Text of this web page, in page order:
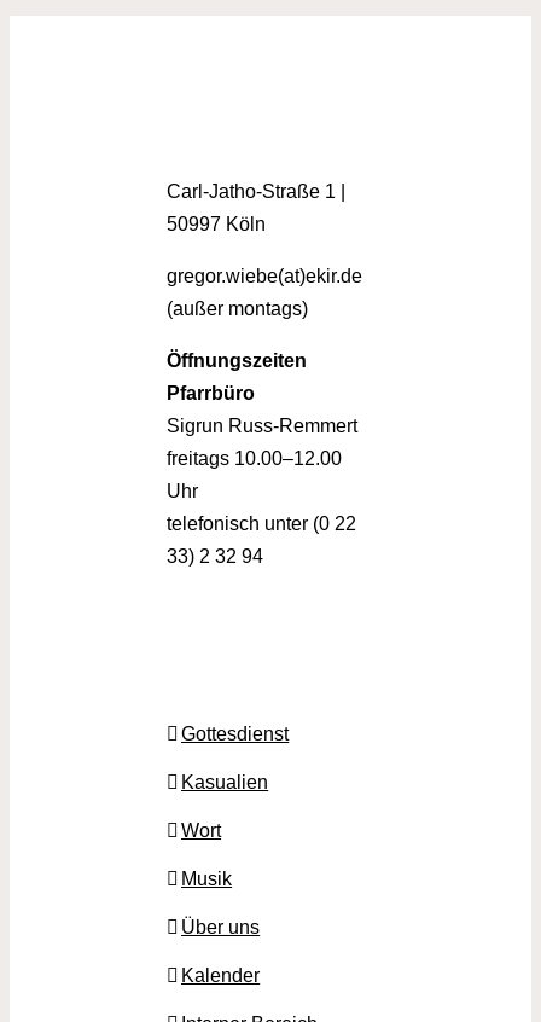
Carl-Jatho-Straße 1 |
50997 Köln
gregor.wiebe(at)ekir.de
(außer montags)
Öffnungszeiten
Pfarrbüro
Sigrun Russ-Remmert
freitags 10.00–12.00
Uhr
telefonisch unter (0 22
33) 2 32 94
Gottesdienst
Kasualien
Wort
Musik
Über uns
Kalender